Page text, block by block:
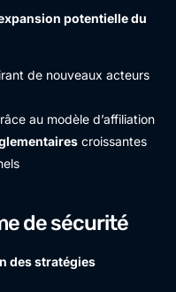
potentielle du
de nouveaux acteurs
au modèle d’affiliation
croissantes
de sécurité
des stratégies